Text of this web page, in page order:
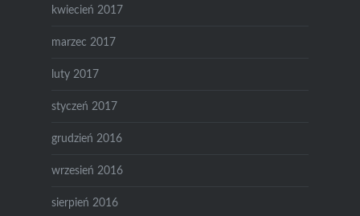
kwiecień 2017
marzec 2017
luty 2017
styczeń 2017
grudzień 2016
wrzesień 2016
sierpień 2016